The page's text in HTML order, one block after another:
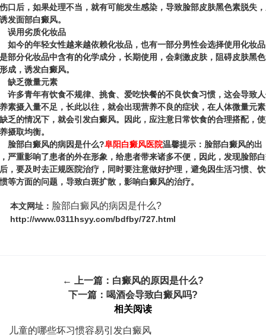
口后，如果处理不当，就有可能发生感染，导致脸部皮肤黑色素脱失
发面部白癜风。
用劣质化妆品
的年轻女性越来越依赖化妆品，也有一部分男性会选择使用化妆
部分化妆品中含有的化学成分，长期使用，会刺激皮肤，阻碍皮肤黑
成，诱发白癜风。
乏微量元素
青年有饮食不规律、挑食、爱吃快餐的不良饮食习惯，这会导致
素摄入量不足，长此以往，就会出现营养不良的症状，在人体微量元
乏的情况下，就会引发白癜风。因此，应注意日常饮食的合理搭配，
摄取均衡。
白癜风的病因是什么?阜阳白癜风医院温馨提示：脸部白癜风的出
严重影响了患者的外在形象，给患者带来诸多不便，因此，发现脸部
，要及时去正规医院治疗，同时要注意做好护理，避免因生活习惯、
等方面的问题，导致白斑扩散，影响白癜风的治疗。
本文网址： 脸部白癜风的病因是什么?
http://www.0311hsyy.com/bdfby/727.html
← 上一篇： 白癜风的原因是什么?
下一篇： 喝酒会导致白癜风吗?
相关阅读
儿童的哪些坏习惯容易引发白癜风